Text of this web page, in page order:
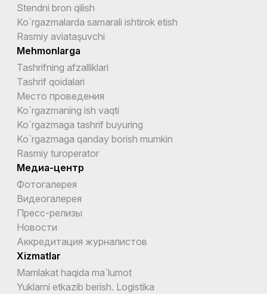
Stendni bron qilish
Ko`rgazmalarda samarali ishtirok etish
Rasmiy aviataşuvchi
Mehmonlarga
Tashrifning afzalliklari
Tashrif qoidalari
Место проведения
Ko`rgazmaning ish vaqti
Ko`rgazmaga tashrif buyuring
Ko`rgazmaga qanday borish mumkin
Rasmiy turoperator
Медиа-центр
Фотогалерея
Видеогалерея
Пресс-релизы
Новости
Аккредитация журналистов
Xizmatlar
Mamlakat haqida ma`lumot
Yuklarni etkazib berish. Logistika